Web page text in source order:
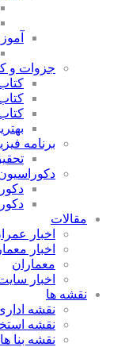
جزوات و
برنامه
مقالات
اخبار
اخبار
معماران
اخبار
نقشه ها
نقشه
نقشه
نقشه بنا